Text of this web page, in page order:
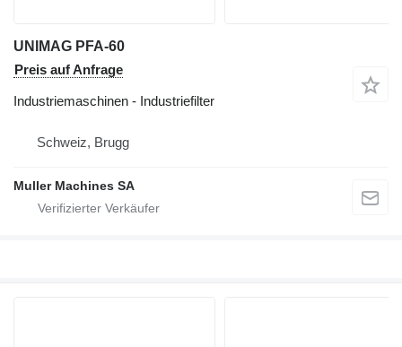
UNIMAG PFA-60
Preis auf Anfrage
Industriemaschinen - Industriefilter
Schweiz, Brugg
Muller Machines SA